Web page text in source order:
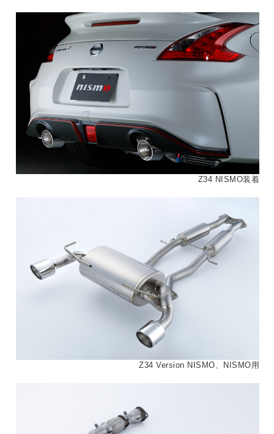
Z34 NISMO装着
Z34 Version NISMO、NISMO用